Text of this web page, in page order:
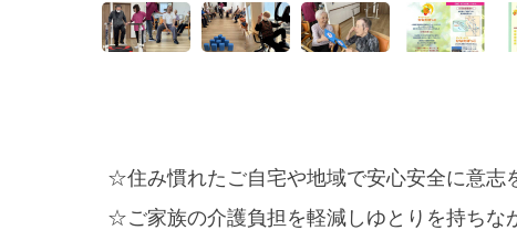
☆住み慣れたご自宅や地域で安心安全に意志
☆ご家族の介護負担を軽減しゆとりを持ちな